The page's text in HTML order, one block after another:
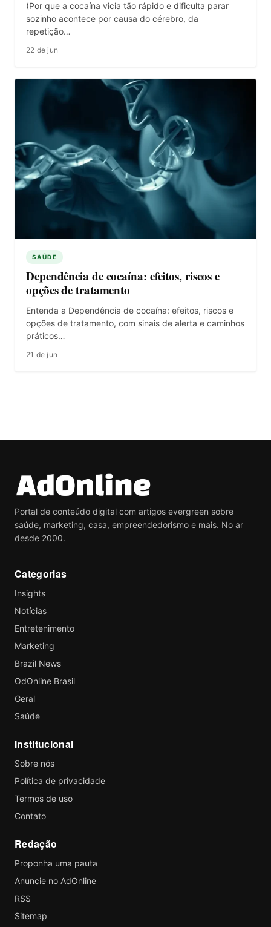
(Por que a cocaína vicia tão rápido e dificulta parar
sozinho acontece por causa do cérebro, da
repetição…
22 de jun
SAÚDE
Dependência de cocaína: efeitos, riscos e
opções de tratamento
Entenda a Dependência de cocaína: efeitos, riscos e
opções de tratamento, com sinais de alerta e caminhos
práticos…
21 de jun
Portal de conteúdo digital com artigos evergreen sobre
saúde, marketing, casa, empreendedorismo e mais. No ar
desde 2000.
Categorias
Insights
Notícias
Entretenimento
Marketing
Brazil News
OdOnline Brasil
Geral
Saúde
Institucional
Sobre nós
Política de privacidade
Termos de uso
Contato
Redação
Proponha uma pauta
Anuncie no AdOnline
RSS
Sitemap